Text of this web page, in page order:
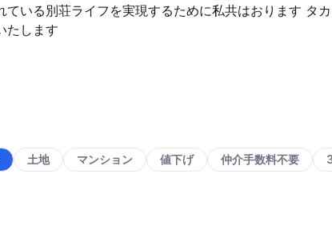
ている別荘ライフを実現するために私共はおります タ
たします
土地 マンション 値下げ 仲介手数料不要